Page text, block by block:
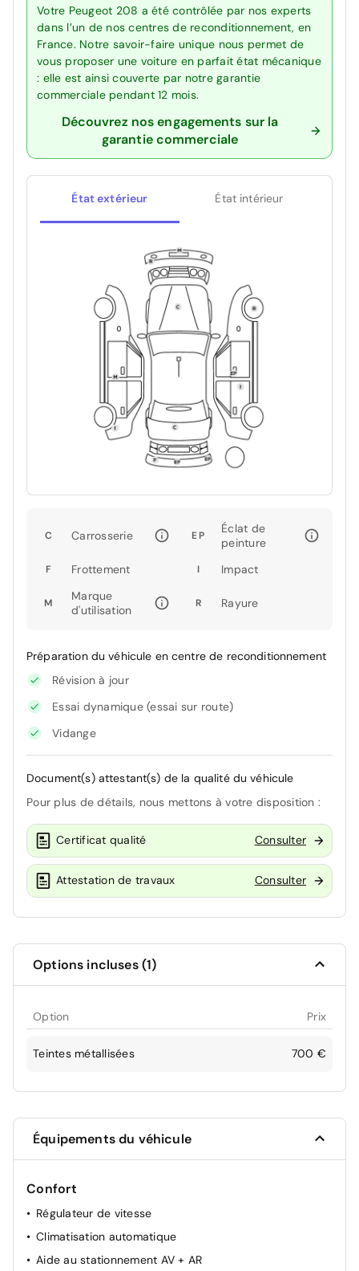
Votre Peugeot 208 a été contrôlée par nos experts
dans l’un de nos centres de reconditionnement, en
France. Notre savoir-faire unique nous permet de
vous proposer une voiture en parfait état mécanique
: elle est ainsi couverte par notre garantie
commerciale pendant 12 mois.
Découvrez nos engagements sur la
garantie commerciale
État extérieur État intérieur
C Carrosserie EP
Éclat de
peinture
F Frottement I Impact
M
Marque
d'utilisation
R Rayure
Préparation du véhicule en centre de reconditionnement
Révision à jour
Essai dynamique (essai sur route)
Vidange
Document(s) attestant(s) de la qualité du véhicule
Pour plus de détails, nous mettons à votre disposition :
Certificat qualité Consulter
Attestation de travaux Consulter
Options incluses (1)
Option Prix
Teintes métallisées 700 €
Équipements du véhicule
Confort
Régulateur de vitesse
Climatisation automatique
Aide au stationnement AV + AR